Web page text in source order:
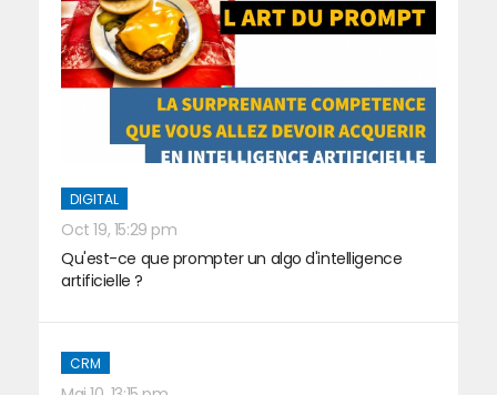
DIGITAL
Oct 19, 15:29 pm
Qu'est-ce que prompter un algo d'intelligence
artificielle ?
CRM